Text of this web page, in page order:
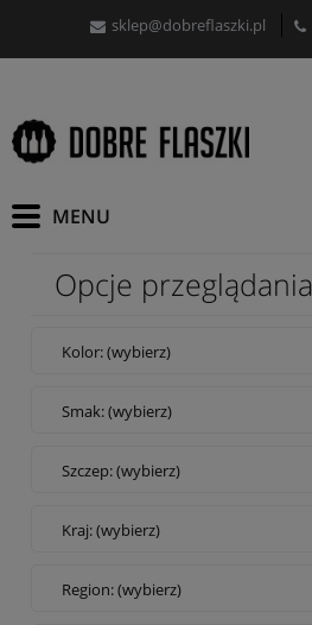
sklep@dobreflaszki.pl
Opcje przeglądania
Kolor: (wybierz)
Smak: (wybierz)
Szczep: (wybierz)
Kraj: (wybierz)
Region: (wybierz)